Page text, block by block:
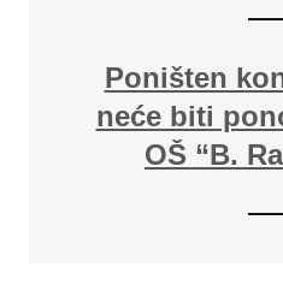
Poništen
neće biti
OŠ “B.